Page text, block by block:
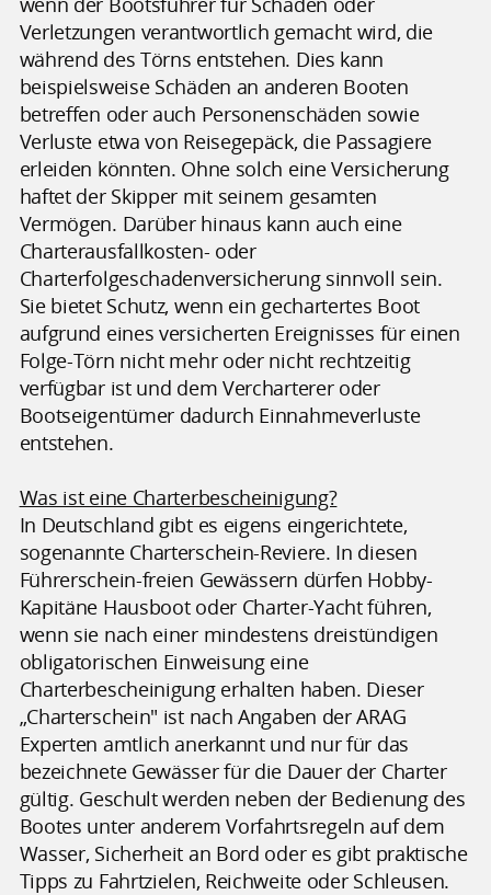
Verletzungen verantwortlich gemacht wird, die
während des Törns entstehen. Dies kann
beispielsweise Schäden an anderen Booten
betreffen oder auch Personenschäden sowie
Verluste etwa von Reisegepäck, die Passagiere
erleiden könnten. Ohne solch eine Versicherung
haftet der Skipper mit seinem gesamten
Vermögen. Darüber hinaus kann auch eine
Charterausfallkosten- oder
Charterfolgeschadenversicherung sinnvoll sein.
Sie bietet Schutz, wenn ein gechartertes Boot
aufgrund eines versicherten Ereignisses für einen
Folge-Törn nicht mehr oder nicht rechtzeitig
verfügbar ist und dem Vercharterer oder
Bootseigentümer dadurch Einnahmeverluste
entstehen.
Was ist eine Charterbescheinigung?
In Deutschland gibt es eigens eingerichtete,
sogenannte Charterschein-Reviere. In diesen
Führerschein-freien Gewässern dürfen Hobby-
Kapitäne Hausboot oder Charter-Yacht führen,
wenn sie nach einer mindestens dreistündigen
obligatorischen Einweisung eine
Charterbescheinigung erhalten haben. Dieser
„Charterschein" ist nach Angaben der ARAG
Experten amtlich anerkannt und nur für das
bezeichnete Gewässer für die Dauer der Charter
gültig. Geschult werden neben der Bedienung des
Bootes unter anderem Vorfahrtsregeln auf dem
Wasser, Sicherheit an Bord oder es gibt praktische
Tipps zu Fahrtzielen, Reichweite oder Schleusen.